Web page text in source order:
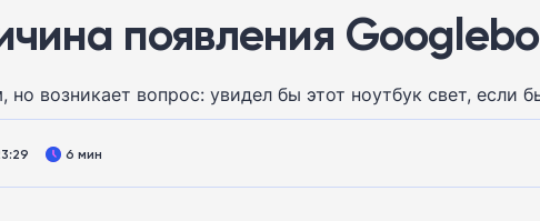
появления
возникает вопрос: увидел бы этот ноутбук свет, если
6 мин